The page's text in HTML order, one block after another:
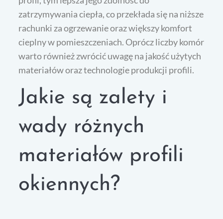
zatrzymywania ciepła, co przekłada się na niższe
rachunki za ogrzewanie oraz większy komfort
cieplny w pomieszczeniach. Oprócz liczby komór
warto również zwrócić uwagę na jakość użytych
materiałów oraz technologie produkcji profili.
Jakie są zalety i
wady różnych
materiałów profili
okiennych?